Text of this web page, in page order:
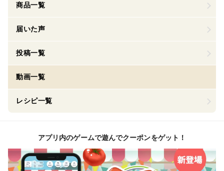
商品一覧
届いた声
投稿一覧
動画一覧
レシピ一覧
アプリ内のゲームで遊んでクーポンをゲット！